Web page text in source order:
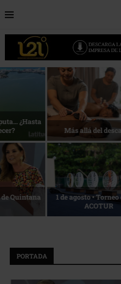
Bottega, un viaje servido a la
Reconocimiento de viajeros
PORTADA